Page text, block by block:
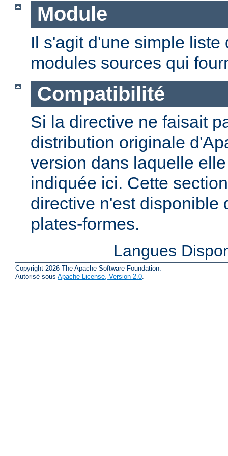
Module
Il s'agit d'une simple liste
modules sources qui
Compatibilité
Si la directive ne faisait
distribution originale
version dans laquelle
indiquée ici. Cette
directive n'est disponible
plates-formes.
Langues
Copyright 2026 The Apache Software Foundation.
Autorisé sous Apache License, Version 2.0